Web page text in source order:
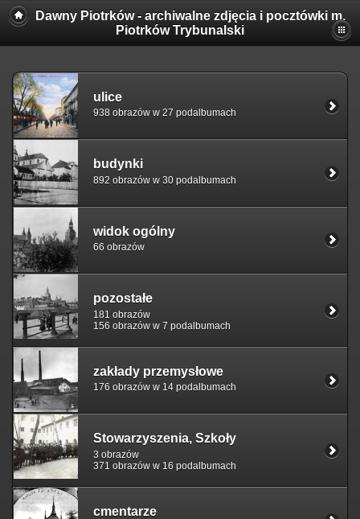
Dawny Piotrków - archiwalne zdjęcia i pocztówki m.
Piotrków Trybunalski
ulice
938 obrazów w 27 podalbumach
budynki
892 obrazów w 30 podalbumach
widok ogólny
66 obrazów
pozostałe
181 obrazów
156 obrazów w 7 podalbumach
zakłady przemysłowe
176 obrazów w 14 podalbumach
Stowarzyszenia, Szkoły
3 obrazów
371 obrazów w 16 podalbumach
cmentarze